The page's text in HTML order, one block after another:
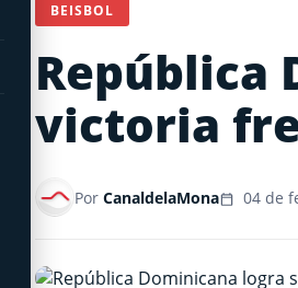
BEISBOL
República
victoria
Por CanaldelaMona 04 de